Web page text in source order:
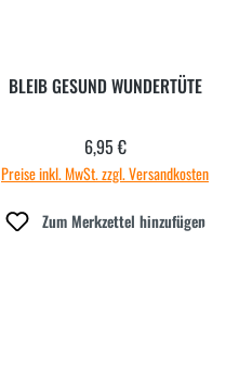
BLEIB GESUND WUNDERTÜTE
Regulärer Preis:
6,95 €
Preise inkl. MwSt. zzgl. Versandkosten
Zum Merkzettel hinzufügen